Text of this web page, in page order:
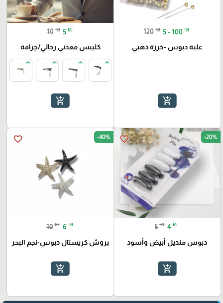
120 ₪ 5 - 100 ₪
علبة دبوس -خرزة ذهبي
add_shopping_cart
10 ₪ 5 ₪
كليبس معدني رجالي/چرافة
add_shopping_cart
favorite_border -20%
5 ₪ 4 ₪
دبوس منديل أبيض وأسود
add_shopping_cart
favorite_border -40%
10 ₪ 6 ₪
بروش كريستال دبوس-نجم البحر
add_shopping_cart